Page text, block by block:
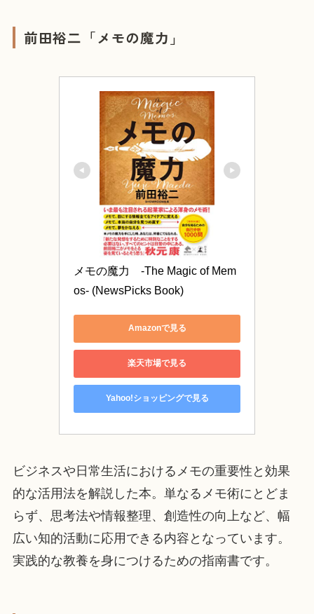
前田裕二「メモの魔力」
メモの魔力　-The Magic of Mem
os- (NewsPicks Book)
Amazonで見る
楽天市場で見る
Yahoo!ショッピングで見る
ビジネスや日常生活におけるメモの重要性と効果
的な活用法を解説した本。単なるメモ術にとどま
らず、思考法や情報整理、創造性の向上など、幅
広い知的活動に応用できる内容となっています。
実践的な教養を身につけるための指南書です。